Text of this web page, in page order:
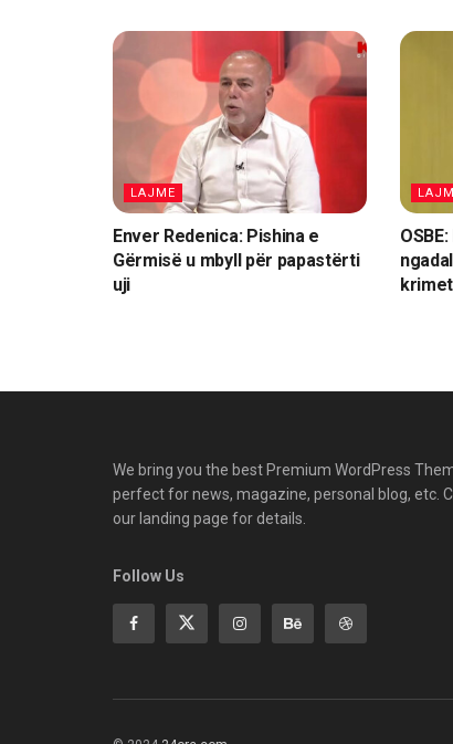
LAJME
Enver Redenica: Pishina e
Gërmisë u mbyll për papastërti
uji
We bring you the best Premium WordPress
perfect for news, magazine, personal blog, etc.
our landing page for details.
Follow Us